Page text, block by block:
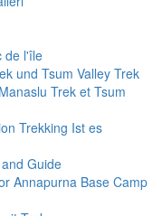
de l'île
und Tsum Valley Trek
Trek et Tsum
Trekking Ist es
Guide
Annapurna Base Camp